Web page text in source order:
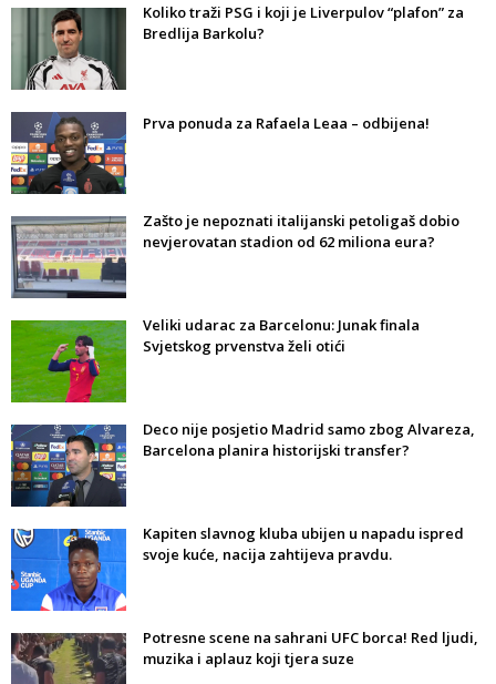
Koliko traži PSG i koji je Liverpulov “plafon” za
Bredlija Barkolu?
Prva ponuda za Rafaela Leaa – odbijena!
Zašto je nepoznati italijanski petoligaš dobio
nevjerovatan stadion od 62 miliona eura?
Veliki udarac za Barcelonu: Junak finala
Svjetskog prvenstva želi otići
Deco nije posjetio Madrid samo zbog Alvareza,
Barcelona planira historijski transfer?
Kapiten slavnog kluba ubijen u napadu ispred
svoje kuće, nacija zahtijeva pravdu.
Potresne scene na sahrani UFC borca! Red ljudi,
muzika i aplauz koji tjera suze